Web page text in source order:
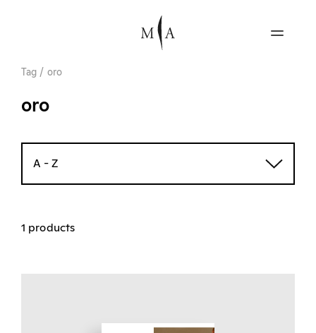
Tag / oro
oro
A - Z
1 products